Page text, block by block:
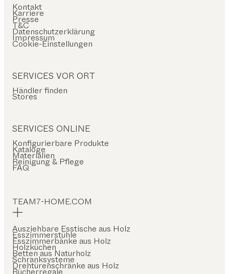
Kontakt
Karriere
Presse
T&C
Datenschutzerklärung
Impressum
Cookie-Einstellungen
SERVICES VOR ORT
Händler finden
Stores
SERVICES ONLINE
Konfigurierbare Produkte
Kataloge
Materialien
Reinigung & Pflege
FAQ
TEAM7-HOME.COM
Ausziehbare Esstische aus Holz
Esszimmerstühle
Esszimmerbänke aus Holz
Holzküchen
Betten aus Naturholz
Schranksysteme
Drehtürenschränke aus Holz